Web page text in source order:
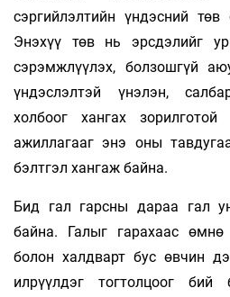
сэргийлэлтийн үндэсний
Энэхүү төв нь эрсдэлийг
сэрэмжлүүлэх, болзошгүй
үндэслэлтэй үнэлэн,
холбоог хангах
ажиллагааг энэ оны
бэлтгэл хангаж байна.
Бид гал гарсны дараа гал
байна. Галыг гарахаас
болон халдварт бус өвчин
илрүүлдэг тогтолцоог бий